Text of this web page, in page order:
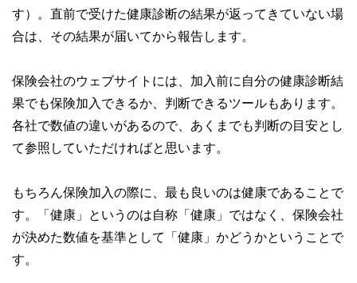
す）。直前で受けた健康診断の結果が返ってきていない場
合は、その結果が届いてから報告します。
保険会社のウェブサイトには、加入前に自分の健康診断結
果でも保険加入できるか、判断できるツールもあります。
各社で数値の違いがあるので、あくまでも判断の目安とし
て参照していただければと思います。
もちろん保険加入の際に、最も良いのは健康であることで
す。「健康」というのは自称「健康」ではなく、保険会社
が決めた数値を基準として「健康」かどうかということで
す。